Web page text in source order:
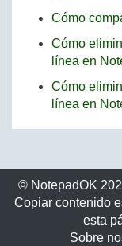
Cómo
Cómo
línea en
Cómo
línea en
© NotepadOK
Copiar contenido
esta
Sobre